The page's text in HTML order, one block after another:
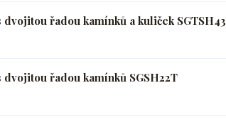
dvojitou řadou kamínků a kuliček SGTSH43
dvojitou řadou kamínků SGSH22T